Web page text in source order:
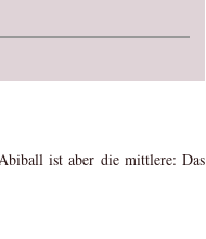
ist aber die mittlere: Das